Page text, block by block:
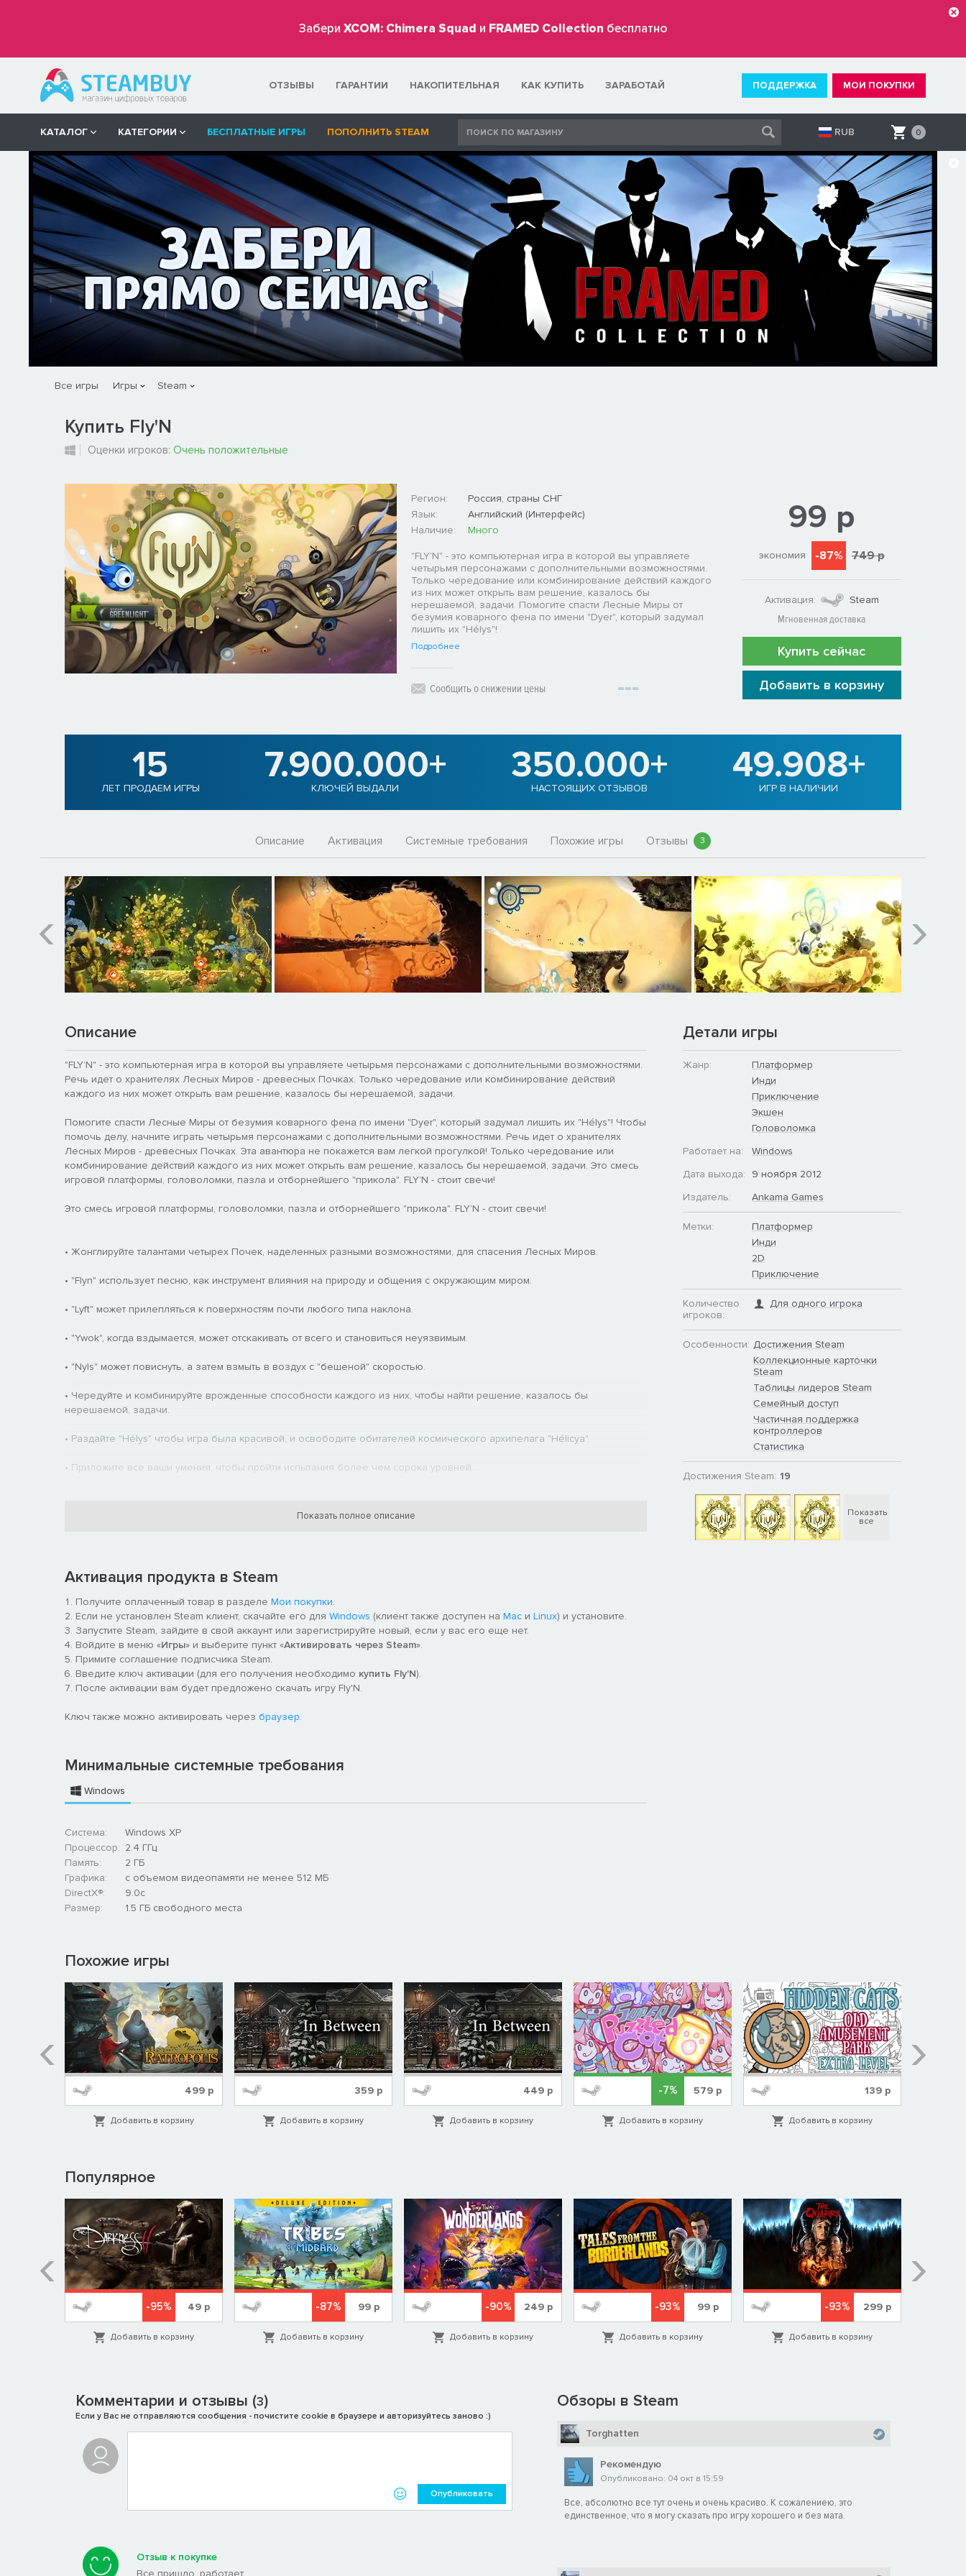
Забери XCOM: Chimera Squad и FRAMED Collection бесплатно
ОТЗЫВЫ ГАРАНТИИ НАКОПИТЕЛЬНАЯ КАК КУПИТЬ ЗАРАБОТАЙ ПОДДЕРЖКА МОИ ПОКУПКИ
КАТАЛОГ КАТЕГОРИИ БЕСПЛАТНЫЕ ИГРЫ ПОПОЛНИТЬ STEAM RUB 0
Все игры Игры Steam
Купить Fly'N
Оценки игроков: Очень положительные
Регион:
Россия, страны СНГ
Язык:
Английский (Интерфейс)
Наличие:
Много
"FLY’N" - это компьютерная игра в которой вы управляете
четырьмя персонажами с дополнительными возможностями.
Только чередование или комбинирование действий каждого
из них может открыть вам решение, казалось бы
нерешаемой, задачи. Помогите спасти Лесные Миры от
безумия коварного фена по имени "Dyer", который задумал
лишить их "Hélys"!
Подробнее
Сообщить о снижении цены
99 р
экономия -87% 749 р
Активация:
Steam
Мгновенная доставка
Купить сейчас
Добавить в корзину
15
ЛЕТ ПРОДАЕМ ИГРЫ
7.900.000+
КЛЮЧЕЙ ВЫДАЛИ
350.000+
НАСТОЯЩИХ ОТЗЫВОВ
49.908+
ИГР В НАЛИЧИИ
Описание Активация Системные требования Похожие игры Отзывы 3
Описание
"FLY’N" - это компьютерная игра в которой вы управляете четырьмя персонажами с дополнительными возможностями.
Речь идет о хранителях Лесных Миров - древесных Почках. Только чередование или комбинирование действий
каждого из них может открыть вам решение, казалось бы нерешаемой, задачи.
Помогите спасти Лесные Миры от безумия коварного фена по имени "Dyer", который задумал лишить их "Hélys"! Чтобы
помочь делу, начните играть четырьмя персонажами с дополнительными возможностями. Речь идет о хранителях
Лесных Миров - древесных Почках. Эта авантюра не покажется вам легкой прогулкой! Только чередование или
комбинирование действий каждого из них может открыть вам решение, казалось бы нерешаемой, задачи. Это смесь
игровой платформы, головоломки, пазла и отборнейшего "прикола". FLY’N - стоит свечи!
Это смесь игровой платформы, головоломки, пазла и отборнейшего "прикола". FLY’N - стоит свечи!
• Жонглируйте талантами четырех Почек, наделенных разными возможностями, для спасения Лесных Миров.
• "Flyn" использует песню, как инструмент влияния на природу и общения с окружающим миром.
• "Lyft" может прилепляться к поверхностям почти любого типа наклона.
• "Ywok", когда вздымается, может отскакивать от всего и становиться неуязвимым.
• "Nyls" может повиснуть, а затем взмыть в воздух с "бешеной" скоростью.
• Чередуйте и комбинируйте врожденные способности каждого из них, чтобы найти решение, казалось бы
нерешаемой, задачи.
• Раздайте "Hélys" чтобы игра была красивой, и освободите обитателей космического архипелага "Hélicya".
• Приложите все ваши умения, чтобы пройти испытания более чем сорока уровней.
Показать полное описание
Активация продукта в Steam
Получите оплаченный товар в разделе Мои покупки.
Если не установлен Steam клиент, скачайте его для Windows (клиент также доступен на Mac и Linux) и установите.
Запустите Steam, зайдите в свой аккаунт или зарегистрируйте новый, если у вас его еще нет.
Войдите в меню «Игры» и выберите пункт «Активировать через Steam».
Примите соглашение подписчика Steam.
Введите ключ активации (для его получения необходимо купить Fly'N).
После активации вам будет предложено скачать игру Fly'N.
Ключ также можно активировать через браузер.
Минимальные системные требования
Windows
Система:
Windows XP
Процессор: 2.4 ГГц
Память:
2 ГБ
Графика:
с объемом видеопамяти не менее 512 МБ
DirectX®:
9.0c
Размер:
1.5 ГБ свободного места
Детали игры
Жанр:
Платформер
Инди
Приключение
Экшен
Головоломка
Работает на:
Windows
Дата выхода:
9 ноября 2012
Издатель:
Ankama Games
Метки:
Платформер
Инди
2D
Приключение
Количество
игроков:
Для одного игрока
Особенности: Достижения Steam
Коллекционные карточки
Steam
Таблицы лидеров Steam
Семейный доступ
Частичная поддержка
контроллеров
Статистика
Достижения Steam: 19
Показать
все
Похожие игры
499р
Добавить в корзину
359 р
Добавить в корзину
449 р
Добавить в корзину
-7% 579 р
Добавить в корзину
139р
Добавить в корзину
Популярное
-95% 49 р
Добавить в корзину
-87% 99р
Добавить в корзину
-90% 249р
Добавить в корзину
-93% 99р
Добавить в корзину
-93% 299 р
Добавить в корзину
Комментарии и отзывы (3)
Если у Вас не отправляются сообщения - почистите cookie в браузере и авторизуйтесь заново :)
Опубликовать
Отзыв к покупке
Все пришло, работает
Обзоры в Steam
Torghatten
Рекомендую
Опубликовано: 04 окт в 15:59
Все, абсолютно все тут очень и очень красиво. К сожалениею, это
единственное, что я могу сказать про игру хорошего и без мата.